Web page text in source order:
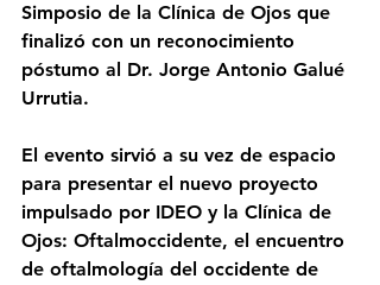
Simposio de la Clínica de Ojos que
finalizó con un reconocimiento
póstumo al Dr. Jorge Antonio Galué
Urrutia.
El evento sirvió a su vez de espacio
para presentar el nuevo proyecto
impulsado por IDEO y la Clínica de
Ojos: Oftalmoccidente, el encuentro
de oftalmología del occidente de